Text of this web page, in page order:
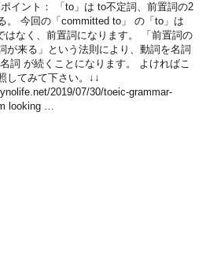
イント： 「to」は to不定詞、前置詞の2
。 今回の「committed to」 の「to」は
はなく、前置詞になります。 「前置詞の
が来る」という法則により、動詞を名詞
詞 が続くことになります。 よければこ
してみて下さい。↓↓
2019/07/30/toeic-grammar-
looking …